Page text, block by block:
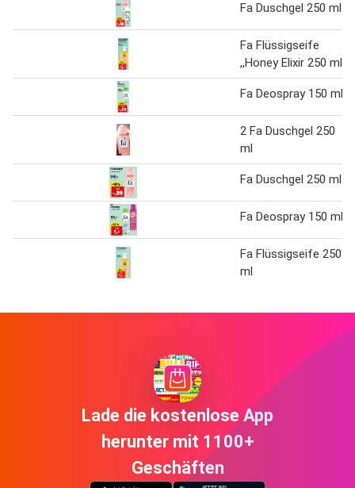
Fa Duschgel 250 ml
Fa Flüssigseife
,,Honey Elixir 250 ml
Fa Deospray 150 ml
2 Fa Duschgel 250
ml
Fa Duschgel 250 ml
Fa Deospray 150 ml
Fa Flüssigseife 250
ml
Lade die kostenlose App
herunter mit 1100+
Geschäften